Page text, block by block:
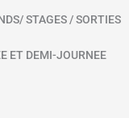
STAGES / SORTIES
ET DEMI-JOURNEE